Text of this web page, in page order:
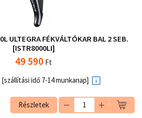
ULTEGRA FÉKVÁLTÓKAR BAL 2 SEB.
[ISTR8000LI]
49 590 Ft
idő 7-14 munkanap]
Részletek